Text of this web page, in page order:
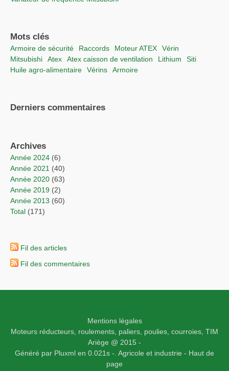
Mots clés
Armoire de sécurité raccords moteur ATEX
vérin
Mitsubishi
Atex Atex caisson de ventilation lithium
Siti
Huile agro-alimentaire
vérins Armoire
Derniers commentaires
Archives
année 2024 (6)
année 2021 (40)
année 2020 (63)
année 2019 (2)
année 2013 (60)
total (171)
Fil des articles
Fil des commentaires
Mentions légales
Moteurs réducteurs, roulements, paliers, poulies, courroies, TIM
Ariège @ 2015 -
Généré par Pluxml en 0.021s -. Agricole et industrie - Haut de
page